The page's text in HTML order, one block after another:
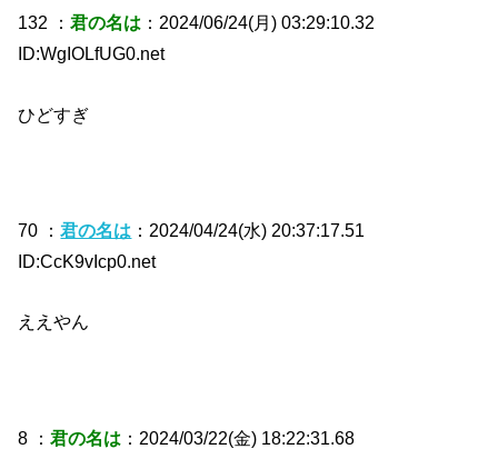
132 ：君の名は ：2024/06/24(月) 03:29:10.32
ID:WgIOLfUG0.net
ひどすぎ
70 ：君の名は ：2024/04/24(水) 20:37:17.51
ID:CcK9vIcp0.net
ええやん
8 ：君の名は ：2024/03/22(金) 18:22:31.68